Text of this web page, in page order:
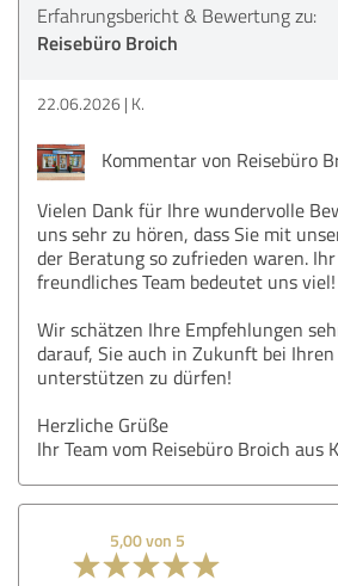
Erfahrungsbericht & Bewertung zu:
Reisebüro Broich
22.06.2026 K.
Kommentar von Reisebüro
Vielen Dank für Ihre wundervolle
uns sehr zu hören, dass Sie mit
der Beratung so zufrieden waren.
freundliches Team bedeutet uns
Wir schätzen Ihre Empfehlungen
darauf, Sie auch in Zukunft bei Ihren
unterstützen zu dürfen!
Herzliche Grüße
Ihr Team vom Reisebüro Broich aus
5,00 von 5